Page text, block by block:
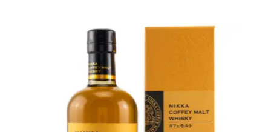
Bildergalerie überspringen